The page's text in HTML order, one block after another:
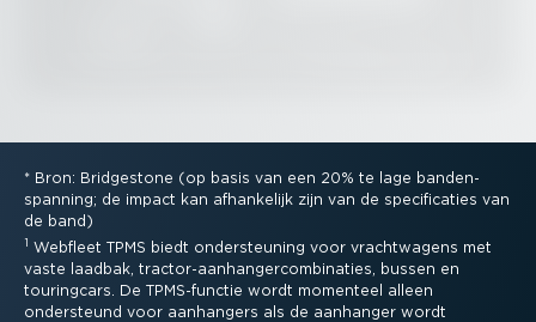
* Bron: Bridgestone (op basis van een 20% te lage banden­
spanning; de impact kan afhankelijk zijn van de speci­fi­caties van
de band)
1 Webfleet TPMS biedt onder­steuning voor vracht­wagens met
vaste laadbak, tractor-aan­han­ger­com­bi­naties, bussen en
touringcars. De TPMS-­functie wordt momenteel alleen
ondersteund voor aanhangers als de aanhanger wordt